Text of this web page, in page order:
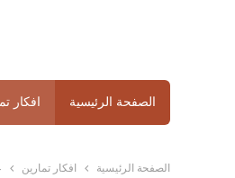
الصفحة الرئيسية افكار
الصفحة الرئيسية افكار تمارين